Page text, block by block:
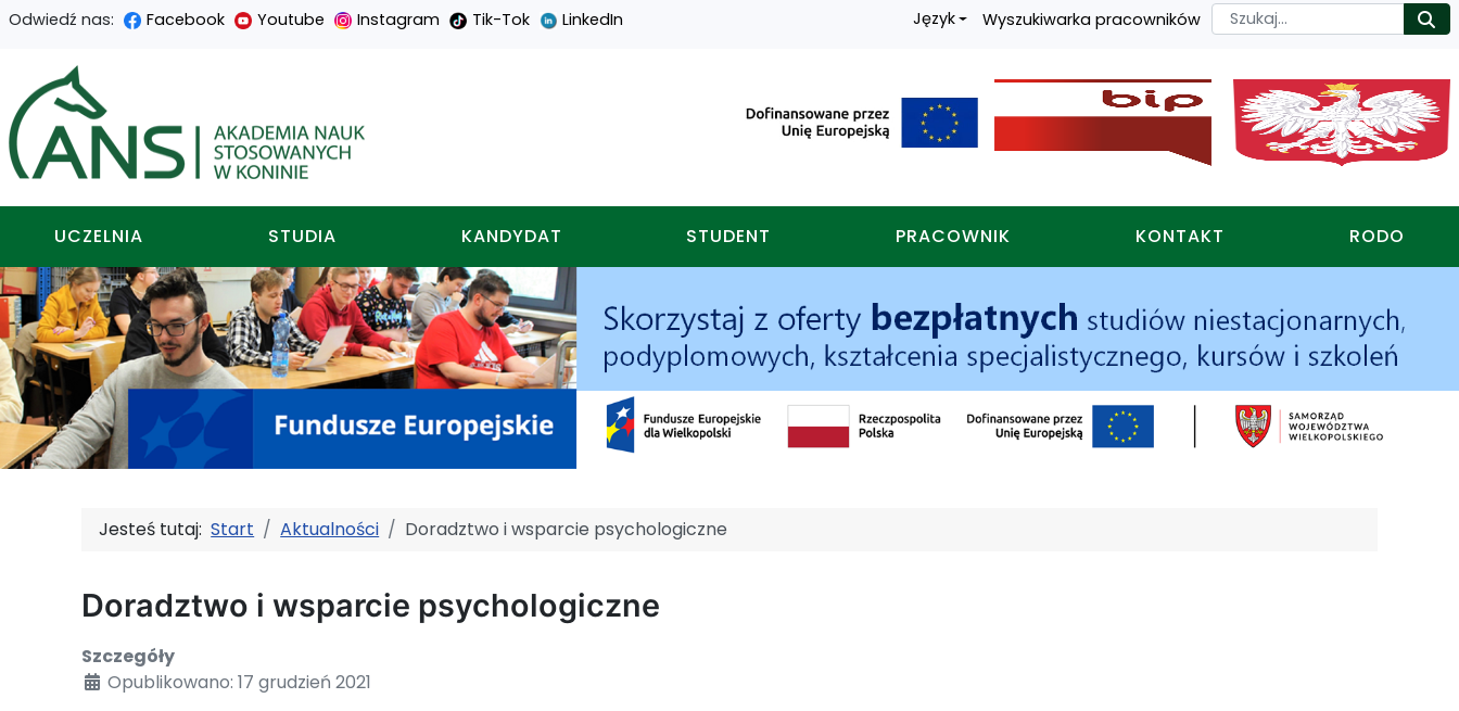
Przejdź
do
treści
głównej
Przejdź
do
menu
nawigacyjnego
Przejdź
do
wyszukiwarki
Przejdź
do
mapy
strony
Odwiedź nas: Facebook Youtube Instagram Tik-Tok LinkedIn Język Wyszukiwarka pracowników Szukaj
Akademia nauk stosowanych w koninie
UCZELNIA STUDIA KANDYDAT STUDENT PRACOWNIK KONTAKT RODO
Jesteś tutaj:Start Aktualności Doradztwo i wsparcie psychologiczne
Doradztwo i wsparcie psychologiczne
Szczegóły
Opublikowano: 17 grudzień 2021